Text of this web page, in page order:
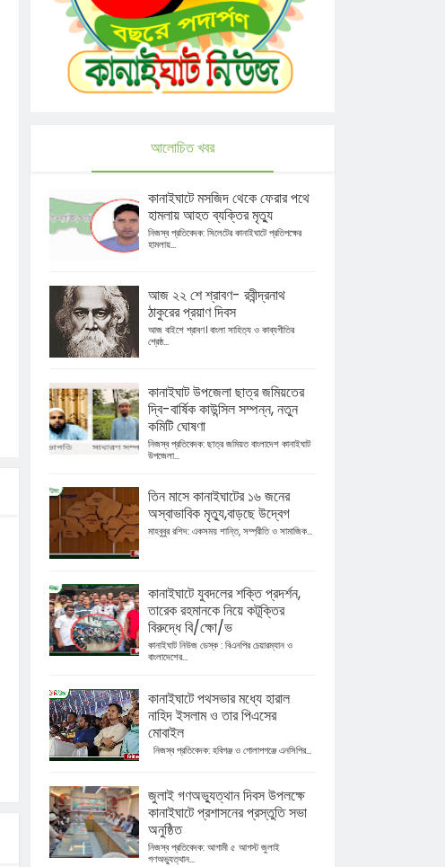
আলোচিত খবর
কানাইঘাটে মসজিদ থেকে ফেরার পথে
হামলায় আহত ব্যক্তির মৃত্যু
নিজস্ব প্রতিবেদক: সিলেটের কানাইঘাটে প্রতিপক্ষের
হামলায়...
আজ ২২ শে শ্রাবণ- রবীন্দ্রনাথ
ঠাকুরের প্রয়াণ দিবস
আজ বাইশে শ্রাবণ। বাংলা সাহিত্য ও কাব্যগীতির
শ্রেষ্ঠ...
কানাইঘাট উপজেলা ছাত্র জমিয়তের
দ্বি-বার্ষিক কাউন্সিল সম্পন্ন, নতুন
কমিটি ঘোষণা
নিজস্ব প্রতিবেদক: ছাত্র জমিয়ত বাংলাদেশ কানাইঘাট
উপজেলা...
তিন মাসে কানাইঘাটের ১৬ জনের
অস্বাভাবিক মৃত্যু,বাড়ছে উদ্বেগ
মাহবুবুর রশিদ: একসময় শান্তি, সম্প্রীতি ও সামাজিক...
কানাইঘাটে যুবদলের শক্তি প্রদর্শন,
তারেক রহমানকে নিয়ে কটূক্তির
বিরুদ্ধে বি/ক্ষো/ভ
কানাইঘাট নিউজ ডেস্ক : বিএনপির চেয়ারম্যান ও
বাংলাদেশের...
কানাইঘাটে পথসভার মধ্যে হারাল
নাহিদ ইসলাম ও তার পিএসের
মোবাইল
নিজস্ব প্রতিবেদক: হবিগঞ্জ ও গোলাপগঞ্জে এনসিপির...
জুলাই গণঅভ্যুত্থান দিবস উপলক্ষে
কানাইঘাটে প্রশাসনের প্রস্তুতি সভা
অনুষ্ঠিত
নিজস্ব প্রতিবেদক: আগামী ৫ আগস্ট জুলাই
গণঅভ্যুত্থান...